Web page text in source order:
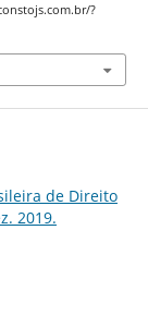
?
de Direito
2019.